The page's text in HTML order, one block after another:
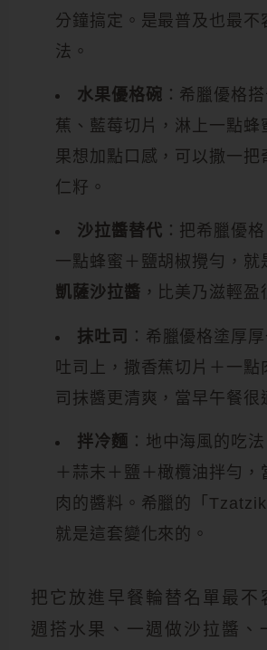
分鐘搞定。是最普及也最不
法。
水果優格碗 ：希臘優格
蕉、藍莓切片，淋上一點蜂
果想加點口感，可以撒一把
仁籽。
沙拉醬替代 ：把希臘優
一點蜂蜜＋鹽胡椒攪勻，就
凱薩沙拉醬 ，比美乃滋輕盈
抹吐司
：希臘優格塗厚
吐司上，撒香蕉切片＋一點
司抹醬更清爽，當早午餐很
拌冷麵 ：地中海風的吃
＋蒜末＋鹽＋橄欖油拌勻，
肉的醬料。希臘的「
就是這套變化來的。
把它放進早餐輪替名單最
週搭水果、一週做沙拉醬、